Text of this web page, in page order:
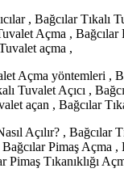
, Bağcılar Tıkalı
Açma ,
açma ,
Açma yöntemleri ,
Tuvalet Açıcı ,
açan , Bağcılar
Açılır? , Bağcılar
Pimaş Açma ,
Pimaş Tıkanıklığı